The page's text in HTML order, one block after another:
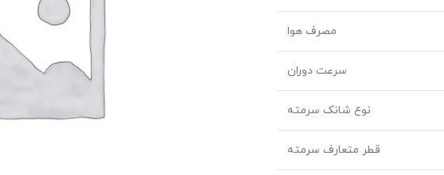
مصرف هوا
سرعت دوران
نوع شانک سرمته
قطر متعارف سرمته